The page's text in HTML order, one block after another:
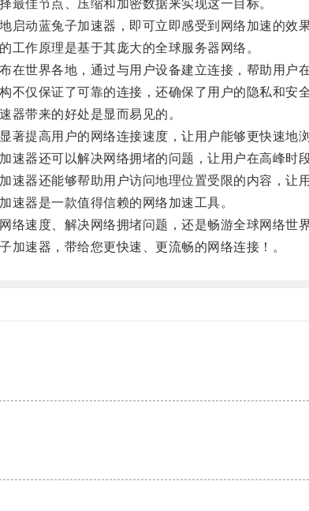
佳节点、压缩和加密数据来实现这一目标。
动蓝兔子加速器，即可立即感受到网络加速的效果
作原理是基于其庞大的全球服务器网络。
世界各地，通过与用户设备建立连接，帮助用户在
仅保证了可靠的连接，还确保了用户的隐私和安全
带来的好处是显而易见的。
提高用户的网络连接速度，让用户能够更快速地浏
器还可以解决网络拥堵的问题，让用户在高峰时段
器还能够帮助用户访问地理位置受限的内容，让用
器是一款值得信赖的网络加速工具。
速度、解决网络拥堵问题，还是畅游全球网络世界
速器，带给您更快速、更流畅的网络连接！。